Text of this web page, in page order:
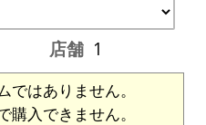
店舗 1
はありません。
購入できません。